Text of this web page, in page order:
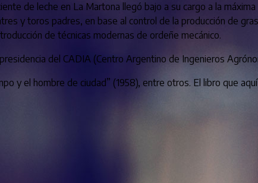
de leche en La Martona llegó bajo a su cargo a la
y toros padres, en base al control de la producción de
de técnicas modernas de ordeñe mecánico.
del CADIA (Centro Argentino de Ingenieros
y el hombre de ciudad” (1958), entre otros. El libro que